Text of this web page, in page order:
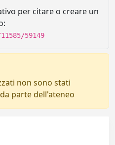
per citare o creare un
59149
non sono stati
parte dell'ateneo